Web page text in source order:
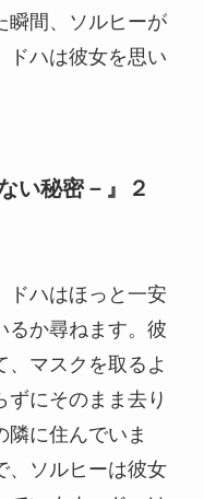
瞬間、ソルヒーが
ドハは彼女を思い
い秘密－』２
ドハはほっと一安
るか尋ねます。彼
マスクを取るよ
ずにそのまま去り
隣に住んでいま
、ソルヒーは彼女